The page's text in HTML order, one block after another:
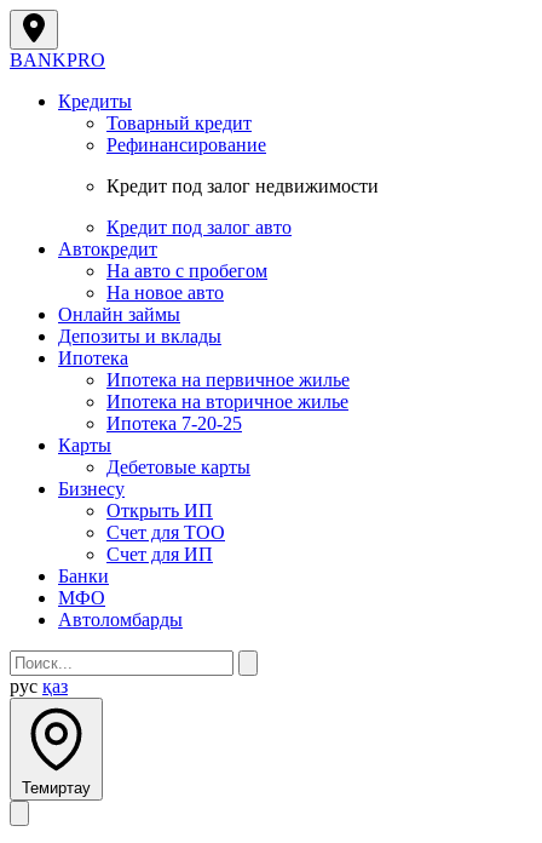
BANKPRO
Кредиты
Товарный кредит
Рефинансирование
Кредит под залог недвижимости
Кредит под залог авто
Автокредит
На авто с пробегом
На новое авто
Онлайн займы
Депозиты и вклады
Ипотека
Ипотека на первичное жилье
Ипотека на вторичное жилье
Ипотека 7-20-25
Карты
Дебетовые карты
Бизнесу
Открыть ИП
Cчет для ТОО
Счет для ИП
Банки
МФО
Автоломбарды
рус қаз
Темиртау